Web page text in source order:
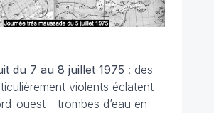
du 7 au 8 juillet 1975 : des
violents éclatent
ouest - trombes d’eau en